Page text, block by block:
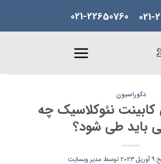
021-22650760 021-
دکوراسیون
نئوکلاسیک چه
باید طی شود؟
9 آوریل 2023 توسط مدیر وبسایت